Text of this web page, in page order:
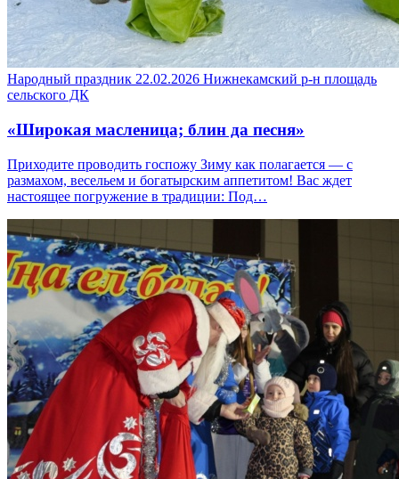
Народный праздник 22.02.2026 Нижнекамский р-н площадь
сельского ДК
«Широкая масленица; блин да песня»
Приходите проводить госпожу Зиму как полагается — с
размахом, весельем и богатырским аппетитом! Вас ждет
настоящее погружение в традиции: Под…